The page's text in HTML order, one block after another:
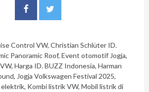
Control VW, Christian Schlüter ID.
Panoramic Roof, Event otomotif Jogja,
, Harga ID. BUZZ Indonesia, Harman
, Jogja Volkswagen Festival 2025,
elektrik, Kombi listrik VW, Mobil listrik di